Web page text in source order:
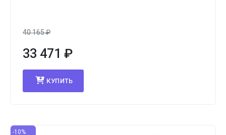
40 165₽
33 471 ₽
КУПИТЬ
-10%